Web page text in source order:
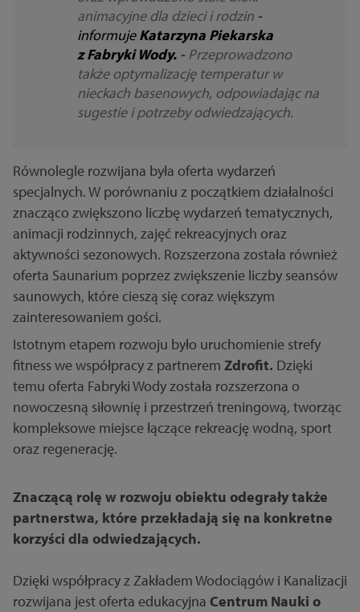
animacyjne dla dzieci i rodzin -
informujeKatarzyna Piekarska
zFabryki Wody. - Przeprowadzono
także optymalizację temperatur w
nieckach basenowych, odpowiadając na
sugestie i potrzeby odwiedzających.
Równolegle rozwijana była oferta wydarzeń
specjalnych. W porównaniu z początkiem działalności
znacząco zwiększono liczbę wydarzeń tematycznych,
animacji rodzinnych, zajęć rekreacyjnych oraz
aktywności sezonowych. Rozszerzona została również
oferta Saunarium poprzez zwiększenie liczby seansów
saunowych, które cieszą się coraz większym
zainteresowaniem gości.
Istotnym etapem rozwoju było uruchomienie strefy
fitness we współpracy z partnerem Zdrofit. Dzięki
temu oferta Fabryki Wody została rozszerzona o
nowoczesną siłownię i przestrzeń treningową, tworząc
kompleksowe miejsce łączące rekreację wodną, sport
oraz regenerację.
Znaczącą rolę w rozwoju obiektu odegrały także
partnerstwa, które przekładają się na konkretne
korzyści dla odwiedzających.
Dzięki współpracy z Zakładem Wodociągów i Kanalizacji
rozwijana jest oferta edukacyjna Centrum Nauki o